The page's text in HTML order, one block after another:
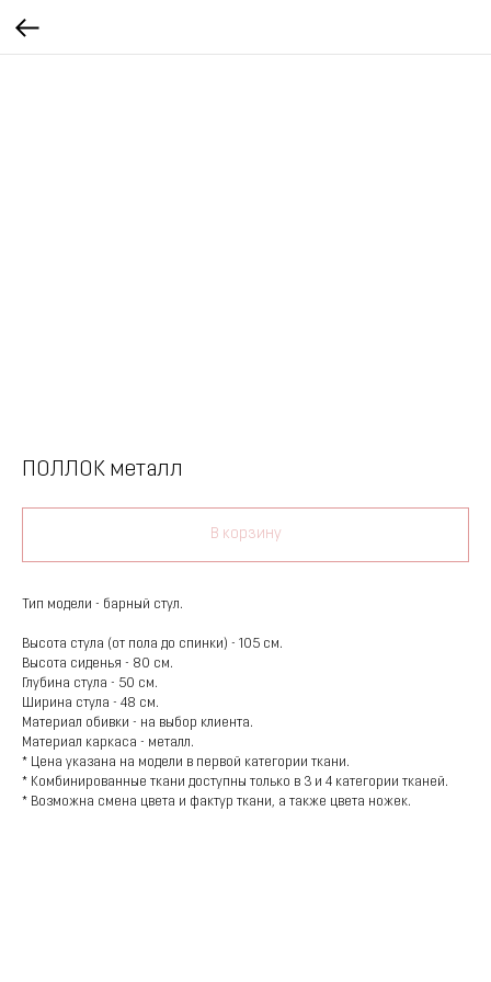
ПОЛЛОК металл
В корзину
Тип модели - барный стул.
Высота стула (от пола до спинки) - 105 см.
Высота сиденья - 80 см.
Глубина стула - 50 см.
Ширина стула - 48 см.
Материал обивки - на выбор клиента.
Материал каркаса - металл.
* Цена указана на модели в первой категории ткани.
* Комбинированные ткани доступны только в 3 и 4 категории тканей.
* Возможна смена цвета и фактур ткани, а также цвета ножек.